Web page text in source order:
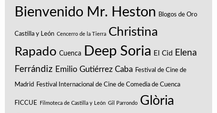
Bienvenido Mr. Heston Blogos de Oro
Castilla y León Cencerro de la Tierra Christina
Rapado Cuenca Deep Soria El Cid Elena
Ferrándiz Emilio Gutiérrez Caba Festival de Cine de
Madrid Festival Internacional de Cine de Comedia de Cuenca
FICCUE Filmoteca de Castilla y León Gil Parrondo Glòria